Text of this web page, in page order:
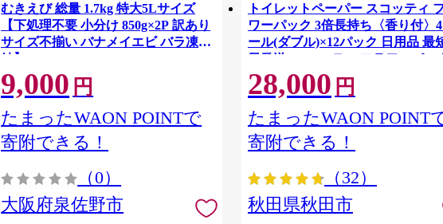
むきえび 総量 1.7kg 特大5Lサイズ
【下処理不要 小分け 850g×2P 訳あり
サイズ不揃い バナメイエビ バラ凍
結】 G4142
9,000 円
たまったWAON POINTで
寄附できる！
（0）
大阪府泉佐野市
トイレットペーパー スコッティ
ワーパック 3倍長持ち〈香り付〉
ール(ダブル)×12パック 日用品 最
日発送 [スコッティ フラワーパッ
トイレットペーパー 日本製紙クレ
ア] 秋田県秋田市
28,000 円
たまったWAON POINT
寄附できる！
（32）
秋田県秋田市